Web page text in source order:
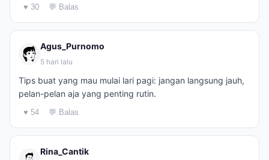
♥ 30 💬 Balas
Agus_Purnomo
5 hari lalu
Tips buat yang mau mulai lari pagi: jangan langsung jauh,
pelan-pelan aja yang penting rutin.
♥ 54 💬 Balas
Rina_Cantik